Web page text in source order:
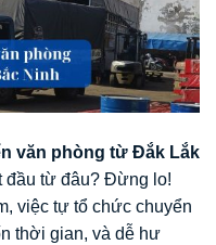
văn phòng từ Đắk Lắk
đầu từ đâu? Đừng lo!
việc tự tổ chức chuyển
thời gian, và dễ hư